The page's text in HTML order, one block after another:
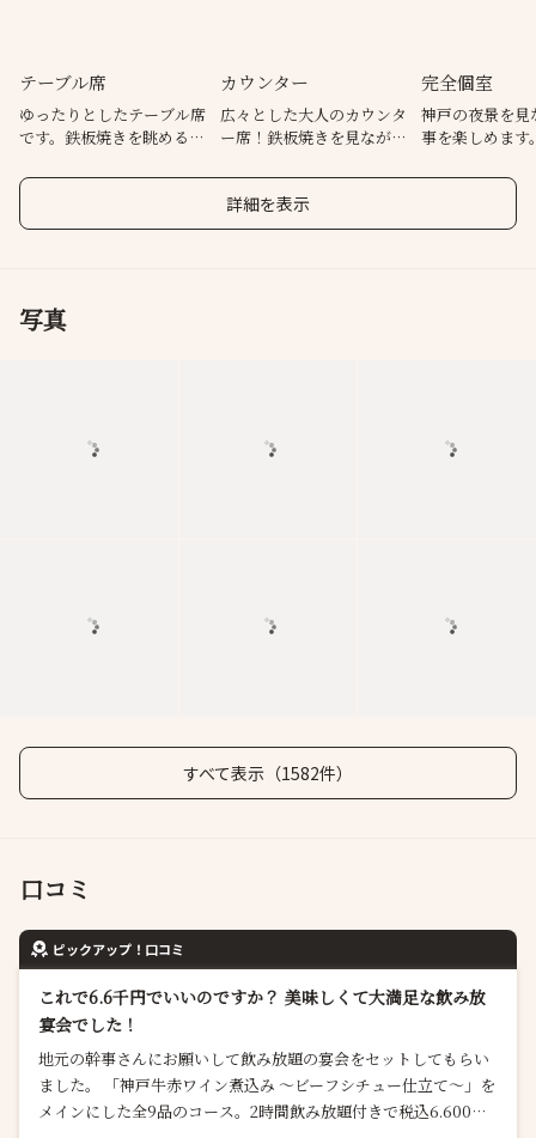
テーブル席
ゆったりとしたテーブル席
です。鉄板焼きを眺めるこ
カウンター
広々とした大人のカウンタ
ー席！鉄板焼きを見ながら
完全個室
神戸の夜景を見
事を楽しめます
詳細を表示
写真
すべて表示（1582件）
口コミ
ピックアップ！口コミ
これで6.6千円でいいのですか？ 美味しくて大満足な飲み放
宴会でした！
地元の幹事さんにお願いして飲み放題の宴会をセットしてもらい
ました。 「神戸牛赤ワイン煮込み ～ビーフシチュー仕立て～」を
メインにした全9品のコース。2時間飲み放題付きで税込6.600円/